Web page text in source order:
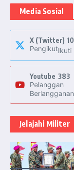
Media Sosial
X (Twitter) 10
PengikutIkuti
Youtube 383
Pelanggan
Berlangganan
Jelajahi Militer